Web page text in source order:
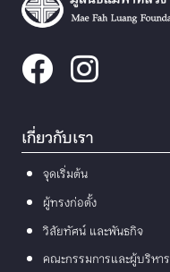
เกี่ยวกับเรา
จุดเริ่มต้น
ผู้ทรงก่อตั้ง
วิสัยทัศน์ และพันธกิจ
คณะกรรมการและผู้บริหาร